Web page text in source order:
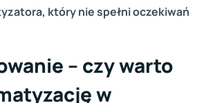
który nie spełni oczekiwań
– czy warto
w